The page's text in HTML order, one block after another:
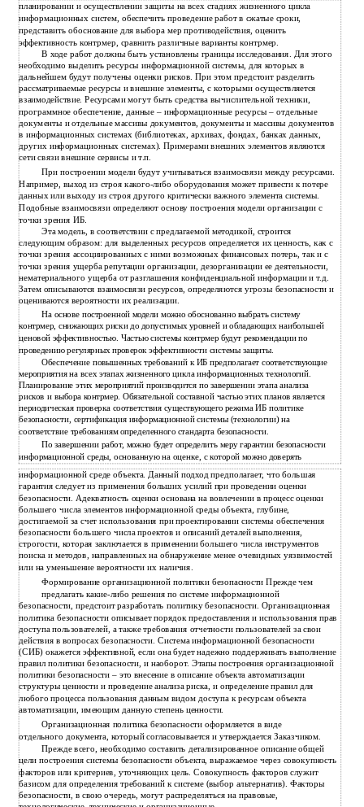
планировании и осуществлении защиты на всех стадиях жизненного цикла
информационных систем, обеспечить проведение работ в сжатые сроки,
представить обоснование для выбора мер противодействия, оценить
эффективность контрмер, сравнить различные варианты контрмер.
В ходе работ должны быть установлены границы исследования. Для этого
необходимо выделить ресурсы информационной системы, для которых в
дальнейшем будут получены оценки рисков. При этом предстоит разделить
рассматриваемые ресурсы и внешние элементы, с которыми осуществляется
взаимодействие. Ресурсами могут быть средства вычислительной техники,
программное обеспечение, данные – информационные ресурсы – отдельные
документы и отдельные массивы документов, документы и массивы документов
в информационных системах (библиотеках, архивах, фондах, банках данных,
других информационных системах). Примерами внешних элементов являются
сети связи внешние сервисы и т.п.
При построении модели будут учитываться взаимосвязи между ресурсами.
Например, выход из строя какого-либо оборудования может привести к потере
данных или выходу из строя другого критически важного элемента системы.
Подобные взаимосвязи определяют основу построения модели организации с
точки зрения ИБ.
Эта модель, в соответствии с предлагаемой методикой, строится
следующим образом: для выделенных ресурсов определяется их ценность, как с
точки зрения ассоциированных с ними возможных финансовых потерь, так и с
точки зрения ущерба репутации организации, дезорганизации ее деятельности,
нематериального ущерба от разглашения конфиденциальной информации и т.д.
Затем описываются взаимосвязи ресурсов, определяются угрозы безопасности и
оцениваются вероятности их реализации.
На основе построенной модели можно обоснованно выбрать систему
контрмер, снижающих риски до допустимых уровней и обладающих наибольшей
ценовой эффективностью. Частью системы контрмер будут рекомендации по
проведению регулярных проверок эффективности системы защиты.
Обеспечение повышенных требований к ИБ предполагает соответствующие
мероприятия на всех этапах жизненного цикла информационных технологий.
Планирование этих мероприятий производится по завершении этапа анализа
рисков и выбора контрмер. Обязательной составной частью этих планов является
периодическая проверка соответствия существующего режима ИБ политике
безопасности, сертификация информационной системы (технологии) на
соответствие требованиям определенного стандарта безопасности.
По завершении работ, можно будет определить меру гарантии безопасности
информационной среды, основанную на оценке, с которой можно доверять
информационной среде объекта. Данный подход предполагает, что большая
гарантия следует из применения больших усилий при проведении оценки
безопасности. Адекватность оценки основана на вовлечении в процесс оценки
большего числа элементов информационной среды объекта, глубине,
достигаемой за счет использования при проектировании системы обеспечения
безопасности большего числа проектов и описаний деталей выполнения,
строгости, которая заключается в применении большего числа инструментов
поиска и методов, направленных на обнаружение менее очевидных уязвимостей
или на уменьшение вероятности их наличия.
Формирование организационной политики безопасности Прежде чем
предлагать какие-либо решения по системе информационной
безопасности, предстоит разработать политику безопасности. Организационная
политика безопасности описывает порядок предоставления и использования прав
доступа пользователей, а также требования отчетности пользователей за свои
действия в вопросах безопасности. Система информационной безопасности
(СИБ) окажется эффективной, если она будет надежно поддерживать выполнение
правил политики безопасности, и наоборот. Этапы построения организационной
политики безопасности – это внесение в описание объекта автоматизации
структуры ценности и проведение анализа риска, и определение правил для
любого процесса пользования данным видом доступа к ресурсам объекта
автоматизации, имеющим данную степень ценности.
Организационная политика безопасности оформляется в виде
отдельного документа, который согласовывается и утверждается Заказчиком.
Прежде всего, необходимо составить детализированное описание общей
цели построения системы безопасности объекта, выражаемое через совокупность
факторов или критериев, уточняющих цель. Совокупность факторов служит
базисом для определения требований к системе (выбор альтернатив). Факторы
безопасности, в свою очередь, могут распределяться на правовые,